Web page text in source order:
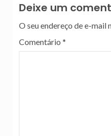
Deixe um
O seu endereço de e-mail
Comentário *